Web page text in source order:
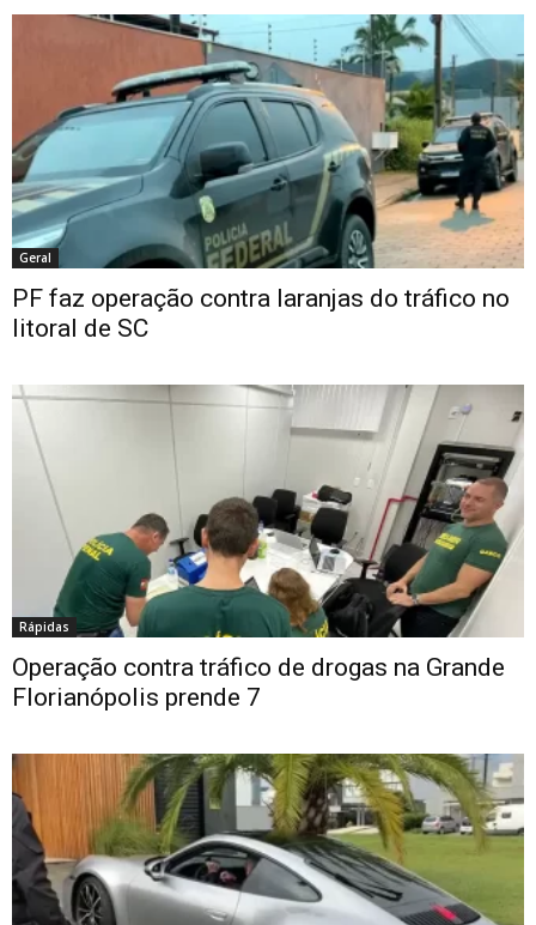
Geral
PF faz operação contra laranjas do tráfico no
litoral de SC
Rápidas
Operação contra tráfico de drogas na Grande
Florianópolis prende 7